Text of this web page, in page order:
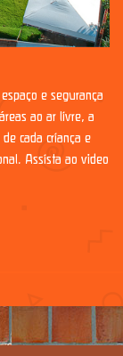
e segurança
ao ar livre, a
cada criança e
Assista ao vídeo